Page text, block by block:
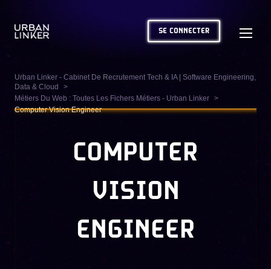
SE CONNECTER
Urban Linker - Cabinet De Recrutement Tech & IA | Software Engineering,
Data & Cloud
Métiers Du Web : Toutes Les Fichers Métiers - Urban Linker
Computer Vision Engineer
COMPUTER
VISION
ENGINEER